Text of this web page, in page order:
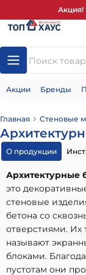
Акция!
Акции Бренды
Главная Стеновые
О продукции
Архитектурные
это
стеновые
бетона со
отверстиями. Их
называют
блоками.
пустотам они